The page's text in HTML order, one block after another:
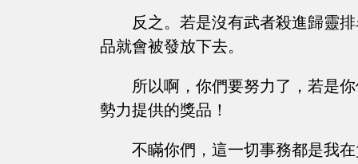
反之。若是沒有武者殺進歸靈
品就會被發放下去。
所以啊，你們要努力了，若是
勢力提供的獎品！
不瞞你們，這一切事務都是我